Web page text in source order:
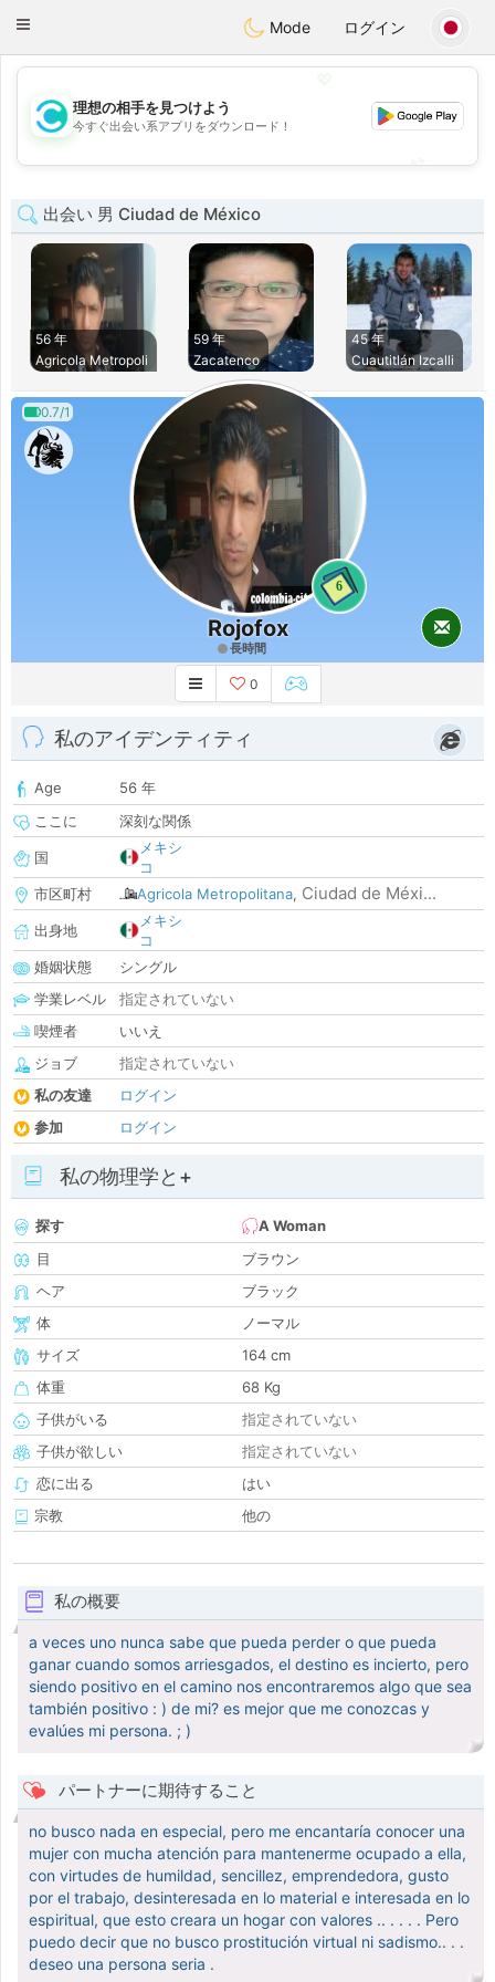
olombiaCitas
Toggle
Mode ログイン
💖
💕
理想の相手を見つけよう
今すぐ出会い系アプリをダウンロード！
出会い 男 Ciudad de México
56 年
Agricola Metropoli
59 年
Zacatenco
45 年
Cuautitlán Izcalli
0.7/1
6
Rojofox
長時間
0
私のアイデンティティ
Age
56 年
ここに
深刻な関係
国
メキシ
コ
市区町村
Agricola Metropolitana, Ciudad de Méxi...
出身地
メキシ
コ
婚姻状態
シングル
学業レベル
指定されていない
喫煙者
いいえ
ジョブ
指定されていない
私の友達
ログイン
参加
ログイン
私の物理学と+
探す
A Woman
目
ブラウン
ヘア
ブラック
体
ノーマル
サイズ
164 cm
体重
68 Kg
子供がいる
指定されていない
子供が欲しい
指定されていない
恋に出る
はい
宗教
他の
私の概要
a veces uno nunca sabe que pueda perder o que pueda
ganar cuando somos arriesgados, el destino es incierto, pero
siendo positivo en el camino nos encontraremos algo que sea
también positivo : ) de mi? es mejor que me conozcas y
evalúes mi persona. ; )
パートナーに期待すること
no busco nada en especial, pero me encantaría conocer una
mujer con mucha atención para mantenerme ocupado a ella,
con virtudes de humildad, sencillez, emprendedora, gusto
por el trabajo, desinteresada en lo material e interesada en lo
espiritual, que esto creara un hogar con valores .. . . . . Pero
puedo decir que no busco prostitución virtual ni sadismo.. . .
deseo una persona seria .